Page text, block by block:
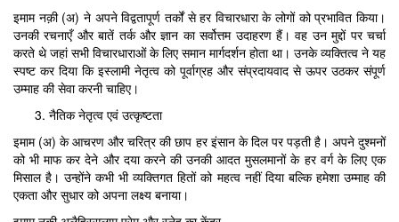
इमाम नक़ी (अ) ने अपने विद्वतापूर्ण तर्कों से हर विचारधारा के लोगों को प्रभावित किया।
उनकी रचनाएँ और बातें तर्क और ज्ञान का सर्वोत्तम उदाहरण हैं। वह उन मुद्दों पर चर्चा
करते थे जहां सभी विचारधाराओं के लिए समान मार्गदर्शन होता था। उनके व्यक्तित्व ने यह
स्पष्ट कर दिया कि इस्लामी नेतृत्व को पूर्वाग्रह और संप्रदायवाद से ऊपर उठकर संपूर्ण
उम्माह की सेवा करनी चाहिए।
नैतिक नेतृत्व एवं उत्कृष्टता
इमाम (अ) के आचरण और चरित्र की छाप हर इंसान के दिल पर पड़ती है। अपने दुश्मनों
को भी माफ कर देने और दया करने की उनकी आदत मुसलमानों के हर वर्ग के लिए एक
मिसाल है। उन्होंने कभी भी व्यक्तिगत हितों को महत्व नहीं दिया बल्कि हमेशा उम्माह की
एकता और सुधार को अपना लक्ष्य बनाया।